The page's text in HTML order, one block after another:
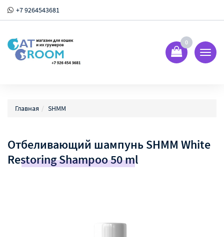
+7 9264543681
0
Главная SHMM
Отбеливающий шампунь SHMM White
Restoring Shampoo 50 ml